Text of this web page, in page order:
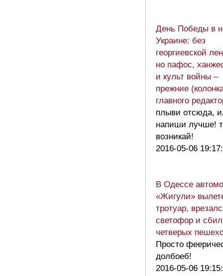
День Победы в
Украине: без
георгиевской
но пафос,
и культ войны –
прежние
главного
плыви отсюда,
напиши лучше!
возникай!
2016-05-06
В Одессе
«Жигули»
тротуар,
светофор и сбил
четверых
Просто
долбоеб!
2016-05-06